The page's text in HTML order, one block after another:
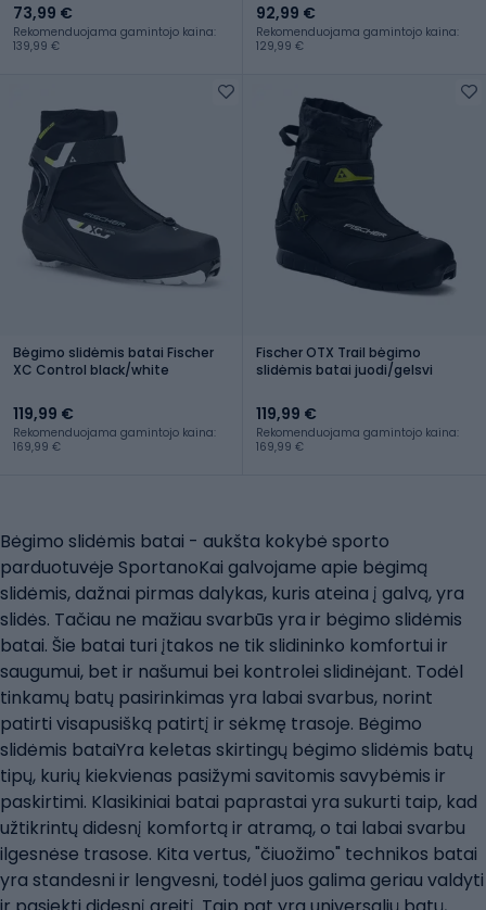
73,99 €
Rekomenduojama gamintojo kaina:
139,99 €
92,99 €
Rekomenduojama gamintojo kaina:
129,99 €
Bėgimo slidėmis batai Fischer
XC Control black/white
119,99 €
Rekomenduojama gamintojo kaina:
169,99 €
Fischer OTX Trail bėgimo
slidėmis batai juodi/gelsvi
119,99 €
Rekomenduojama gamintojo kaina:
169,99 €
Bėgimo slidėmis batai - aukšta kokybė sporto
parduotuvėje SportanoKai galvojame apie bėgimą
slidėmis, dažnai pirmas dalykas, kuris ateina į galvą, yra
slidės. Tačiau ne mažiau svarbūs yra ir bėgimo slidėmis
batai. Šie batai turi įtakos ne tik slidininko komfortui ir
saugumui, bet ir našumui bei kontrolei slidinėjant. Todėl
tinkamų batų pasirinkimas yra labai svarbus, norint
patirti visapusišką patirtį ir sėkmę trasoje. Bėgimo
slidėmis bataiYra keletas skirtingų bėgimo slidėmis batų
tipų, kurių kiekvienas pasižymi savitomis savybėmis ir
paskirtimi. Klasikiniai batai paprastai yra sukurti taip, kad
užtikrintų didesnį komfortą ir atramą, o tai labai svarbu
ilgesnėse trasose. Kita vertus, "čiuožimo" technikos batai
yra standesni ir lengvesni, todėl juos galima geriau valdyti